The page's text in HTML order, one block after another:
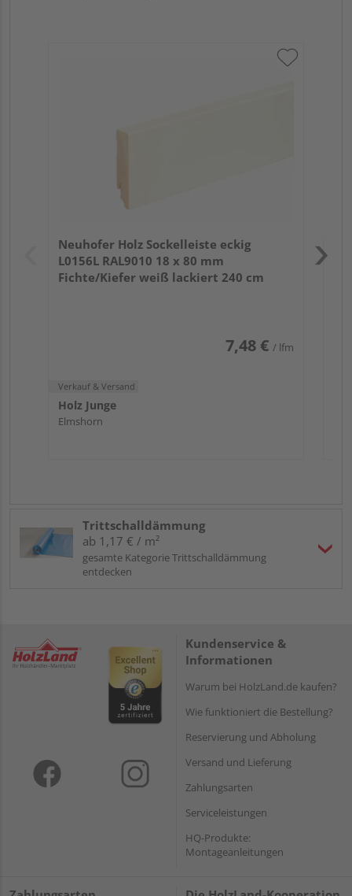
Neuhofer Holz Sockelleiste eckig
L0156L RAL9010 18 x 80 mm
Fichte/Kiefer weiß lackiert 240 cm
7,48 € / lfm
Verkauf & Versand
Holz Junge
Elmshorn
Trittschalldämmung
ab 1,17 € / m²
gesamte Kategorie Trittschalldämmung
entdecken
Kundenservice &
Informationen
Warum bei HolzLand.de kaufen?
Wie funktioniert die Bestellung?
Reservierung und Abholung
Versand und Lieferung
Zahlungsarten
Serviceleistungen
HQ-Produkte:
Montageanleitungen